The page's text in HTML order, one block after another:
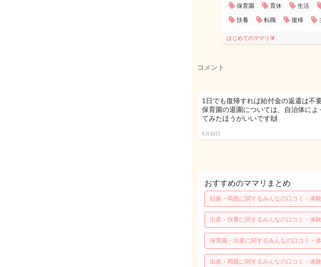
保育園 育休 生活
扶養 転職 復帰
はじめてのママリ🔰
コメント
1日でも復帰すれば給付金の返還は不
保育園の退園については、自治体に
てみたほうがいいです🙌
5月30日
おすすめのママリまとめ
妊娠・両親に関するみんなの口コミ・体
出産・扶養に関するみんなの口コミ・体
保育園・出産に関するみんなの口コミ・
出産・両親に関するみんなの口コミ・体